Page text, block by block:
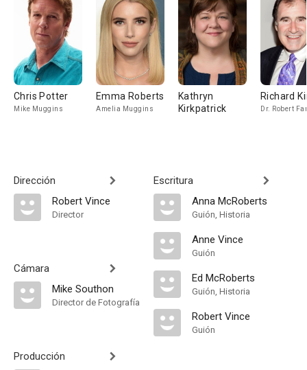
Chris Potter
Mike Muggins
Emma Roberts
Amelia Muggins
Kathryn
Kirkpatrick
Richard
Dr. Robert
Dirección
Robert Vince
Director
Cámara
Mike Southon
Director de Fotografía
Producción
Escritura
Anna McRoberts
Guión, Historia
Anne Vince
Guión
Ed McRoberts
Guión, Historia
Robert Vince
Guión